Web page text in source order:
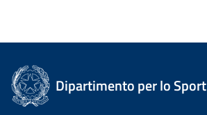
Dipartimento per lo Sport